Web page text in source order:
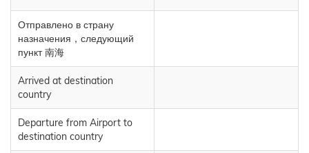
Отправлено в страну
назначения，следующий
пункт 南海
Arrived at destination
country
Departure from Airport to
destination country